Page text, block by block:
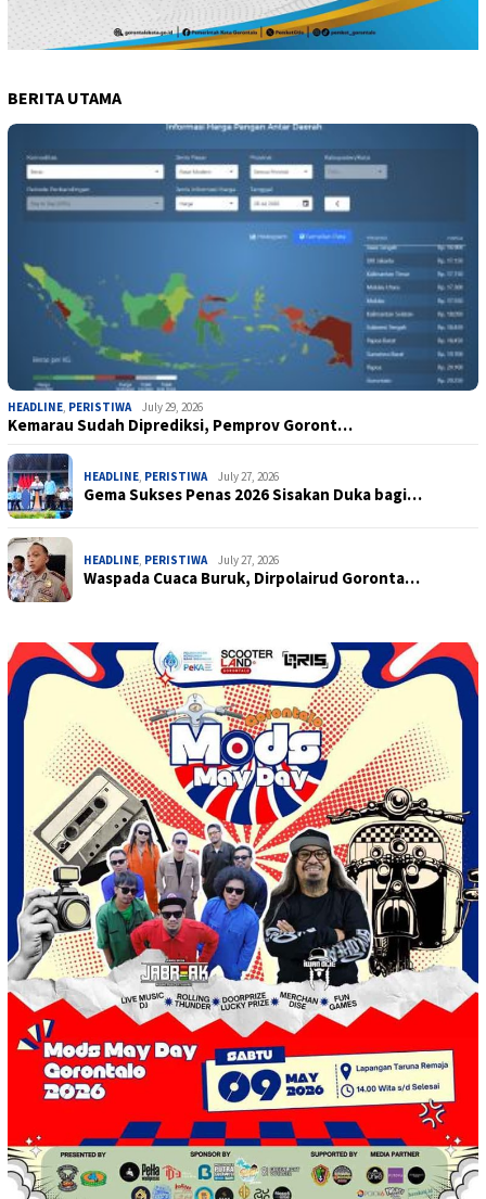
BERITA UTAMA
HEADLINE, PERISTIWA July 29, 2026
Kemarau Sudah Diprediksi, Pemprov Goront…
HEADLINE, PERISTIWA July 27, 2026
Gema Sukses Penas 2026 Sisakan Duka bagi…
HEADLINE, PERISTIWA July 27, 2026
Waspada Cuaca Buruk, Dirpolairud Goronta…